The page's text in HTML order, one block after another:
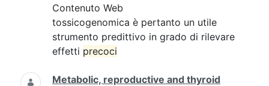
Contenuto Web
tossicogenomica è pertanto un utile
strumento predittivo in grado di rilevare
effetti precoci
Metabolic, reproductive and thyroid